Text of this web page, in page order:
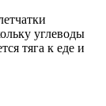
углеводы
тяга к еде и